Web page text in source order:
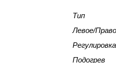
Тип
Левое/
Регулировка
Подогрев